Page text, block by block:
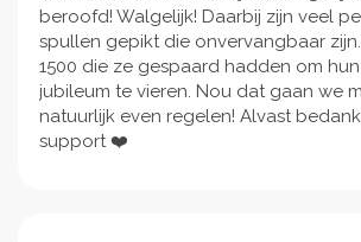
beroofd! Walgelijk! Daarbij zijn veel
spullen gepikt die onvervangbaar
1500 die ze gespaard hadden om
jubileum te vieren. Nou dat gaan we
natuurlijk even regelen! Alvast
support ❤️